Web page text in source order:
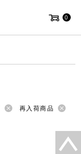
0
再入荷商品